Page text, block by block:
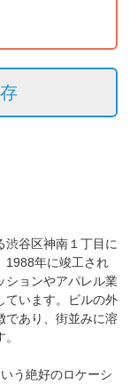
渋谷区神南１丁目に
1988年に竣工され
ションやアパレル業
ています。ビルの外
であり、街並みに溶
う絶好のロケーシ